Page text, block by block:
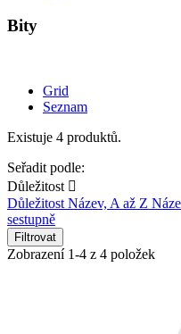
Bity
Grid
Seznam
Existuje 4 produktů.
Seřadit podle:
Důležitost 
Důležitost Název, A až Z
sestupně
Filtrovat
Zobrazení 1-4 z 4 položek